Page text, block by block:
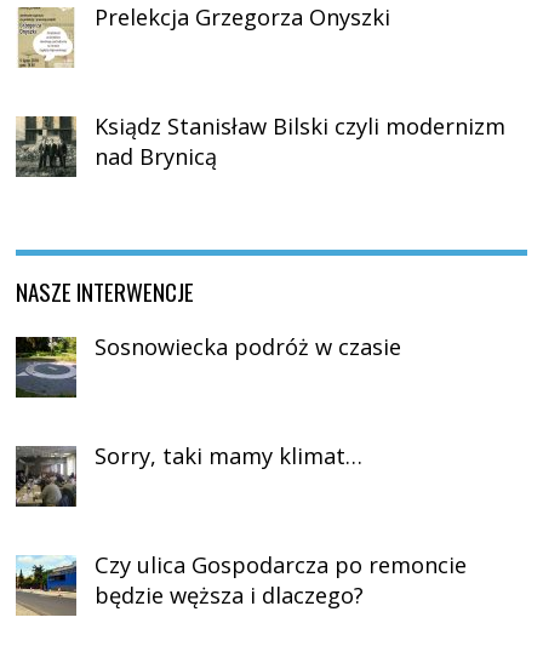
Prelekcja Grzegorza Onyszki
Ksiądz Stanisław Bilski czyli modernizm
nad Brynicą
NASZE INTERWENCJE
Sosnowiecka podróż w czasie
Sorry, taki mamy klimat…
Czy ulica Gospodarcza po remoncie
będzie węższa i dlaczego?